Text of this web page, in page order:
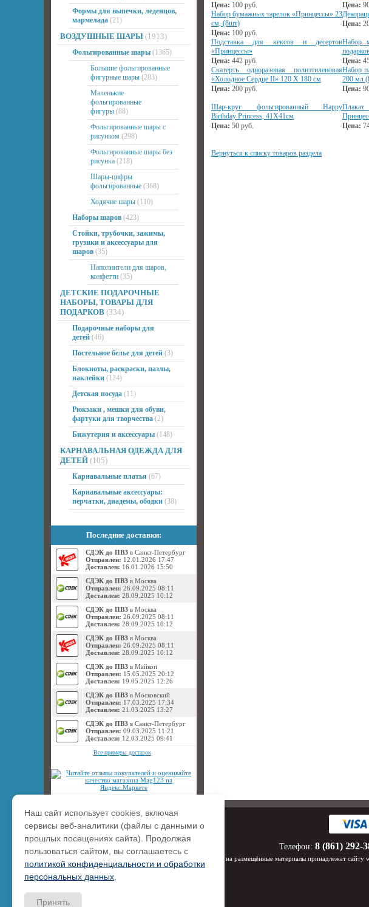
Формы для выпечки, леденцов,
мармелада (21)
ВОЗДУШНЫЕ ШАРЫ (1913)
Фольгированные шары (1365)
Большие фольгированные
фигурные шары (283)
Маленькие
фольгированные
фигуры (88)
Фольгированные шары с
рисунком (298)
Фольгированные шары без
рисунка (218)
Шары-цифры
фольгированные (368)
Ходячие шары (110)
Наборы шаров (423)
Стойки, трубочки, зажимы,
грузики и аксессуары для
шаров (35)
Наполнители для шаров,
конфетти (35)
ДЕТСКИЕ ПОДАРОЧНЫЕ
НАБОРЫ, ТОВАРЫ ДЛЯ
ПОДАРКОВ (334)
Подарочные наборы для
детей (46)
Постельное белье для детей (3)
Блокноты, раскраски, пазлы,
наклейки (124)
Детская посуда (11)
Рюкзаки , мешки для обуви,
фартуки для творчества (2)
Бижутерия и аксессуары (148)
КАРНАВАЛЬНАЯ ОДЕЖДА ДЛЯ
ДЕТЕЙ (105)
Карнавальные платья (67)
Карнавальные аксессуары:
перчатки, диадемы, ободки (38)
Последние доставки:
СДЭК до ПВЗ в Санкт-Петербург
Отправлен: 12.01.2026 17:47
Доставлен: 16.01.2026 15:50
СДЭК до ПВЗ в Москва
Отправлен: 26.09.2025 08:11
Доставлен: 28.09.2025 10:12
СДЭК до ПВЗ в Москва
Отправлен: 26.09.2025 08:11
Доставлен: 28.09.2025 10:12
СДЭК до ПВЗ в Москва
Отправлен: 26.09.2025 08:11
Доставлен: 28.09.2025 10:12
СДЭК до ПВЗ в Майкоп
Отправлен: 15.05.2025 20:12
Доставлен: 19.05.2025 12:26
СДЭК до ПВЗ в Московский
Отправлен: 17.03.2025 17:34
Доставлен: 21.03.2025 13:27
СДЭК до ПВЗ в Санкт-Петербург
Отправлен: 09.03.2025 11:21
Доставлен: 12.03.2025 09:41
Все примеры доставок
Цена: 100 руб.
Цена:
Набор бумажных тарелок «Принцессы» 23
см, (8шт)
Цена: 100 руб.
Цена:
Подставка для кексов и десертов
«Принцессы»
Цена: 442 руб.
Набор
Цена:
Скатерть одноразовая полиэтиленовая
«Холодное Сердце II» 120 Х 180 см
Цена: 200 руб.
Набор
200 мл
Цена:
Шар-круг фольгированный Happy
Birthday Princess, 41Х41см
Цена: 50 руб.
Цена:
Вернуться к списку товаров раздела
Телефон: 8 (861) 292-
Права на размещённые материалы принадлежат
Наш сайт использует cookies, включая
сервисы веб-аналитики (файлы с данными о
прошлых посещениях сайта). Продолжая
пользоваться сайтом, вы соглашаетесь с
политикой конфиденциальности и обработки
персональных данных
Принять